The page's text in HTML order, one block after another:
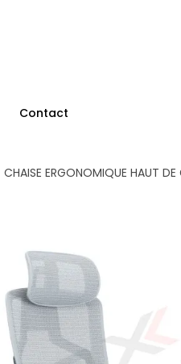
Contact
CHAISE ERGONOMIQUE HAUT